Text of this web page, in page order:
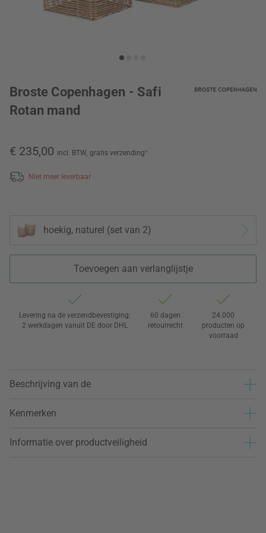
Broste Copenhagen - Safi
Rotan mand
€ 235,00 incl. BTW, gratis verzending*
Niet meer leverbaar
hoekig, naturel (set van 2)
Toevoegen aan verlanglijstje
Levering na de verzendbevestiging:
2 werkdagen vanuit DE door DHL
60 dagen
retourrecht
24.000
producten op
voorraad
Beschrijving van de
Kenmerken
Informatie over productveiligheid